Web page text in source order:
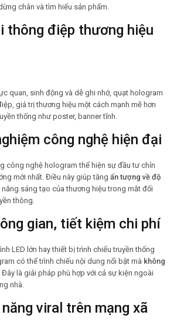
chân và tìm hiểu sản phẩm.
thông điệp thương hiệu
quan, sinh động và dễ ghi nhớ, quạt hologram
giá trị thương hiệu một cách mạnh mẽ hơn
thống như poster, banner tĩnh.
công nghệ hiện đại
công nghệ hologram thể hiện sự đầu tư chỉn
mới nhất. Điều này giúp tăng ấn tượng về độ
năng sáng tạo của thương hiệu trong mắt đối
thông.
gian, tiết kiệm chi phí
LED lớn hay thiết bị trình chiếu truyền thống
có thể trình chiếu nội dung nổi bật mà không
. Đây là giải pháp phù hợp với cả sự kiện ngoài
nhà.
viral trên mạng xã